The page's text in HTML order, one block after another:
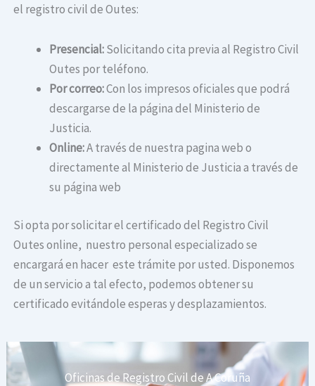
el registro civil de Outes:
Presencial:Solicitando cita previa al Registro Civil
Outes por teléfono.
Por correo:Con los impresos oficiales que podrá
descargarse de la página del Ministerio de
Justicia.
Online:A través de nuestra pagina web o
directamente al Ministerio de Justicia a través de
su página web
Si opta por solicitar el certificado del Registro Civil
Outes online, nuestro personal especializado se
encargará en hacer este trámite por usted. Disponemos
de un servicio a tal efecto, podemos obtener su
certificado evitándole esperas y desplazamientos.
Oficinas de Registro Civil de A Coruña